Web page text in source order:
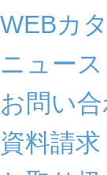
WEBカ
ニュース
お問い
資料請求